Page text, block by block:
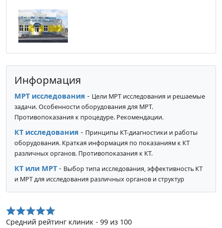
Информация
МРТ исследования - Цели МРТ исследования и решаемые
задачи. Особенности оборудования для МРТ.
Противопоказания к процедуре. Рекомендации.
КТ исследования - Принципы КТ-диагностики и работы
оборудования. Краткая информация по показаниям к КТ
различных органов. Противопоказания к КТ.
КТ или МРТ - Выбор типа исследования, эффективность КТ
и МРТ для исследования различных органов и структур
Средний рейтинг клиник - 99 из 100